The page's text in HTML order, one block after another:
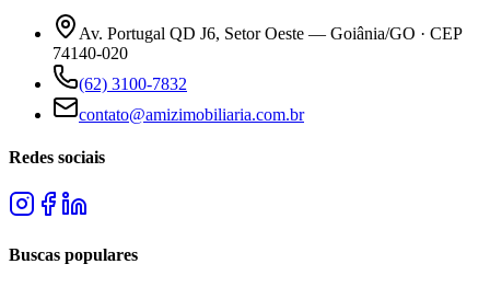
Av. Portugal QD J6, Setor Oeste — Goiânia/GO · CEP
74140-020
(62) 3100-7832
contato@amizimobiliaria.com.br
Redes sociais
Buscas populares